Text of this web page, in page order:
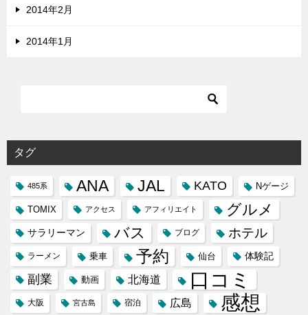
2014年2月
2014年1月
タグ
485系 ANA JAL KATO Nゲージ
TOMIX アクセス アフィリエイト グルメ
サラリーマン バス ブログ ホテル
ラーメン 乗車 予約 仙台 体験記
副業 動画 北海道 口コミ
大阪 宮古島 宿泊 広島 感想